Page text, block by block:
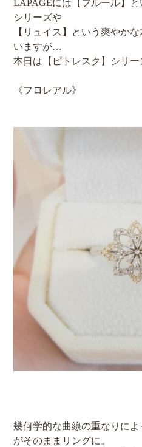
LAPAGEには【フルール】
シリーズや
【リュイス】という爽やか
いますが…
本日は【ピトレスク】シリ
《フロレアル》
幾何学的な曲線の重なりに
がそのままリングに。